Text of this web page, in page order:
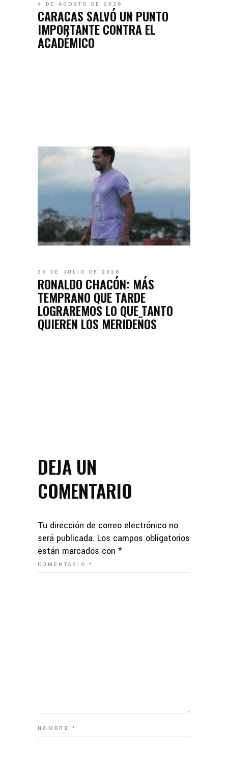
4 DE AGOSTO DE 2026
CARACAS SALVÓ UN PUNTO
IMPORTANTE CONTRA EL
ACADÉMICO
30 DE JULIO DE 2026
RONALDO CHACÓN: MÁS
TEMPRANO QUE TARDE
LOGRAREMOS LO QUE TANTO
QUIEREN LOS MERIDEÑOS
DEJA UN
COMENTARIO
Tu dirección de correo electrónico no
será publicada. Los campos obligatorios
están marcados con *
COMENTARIO*
NOMBRE*